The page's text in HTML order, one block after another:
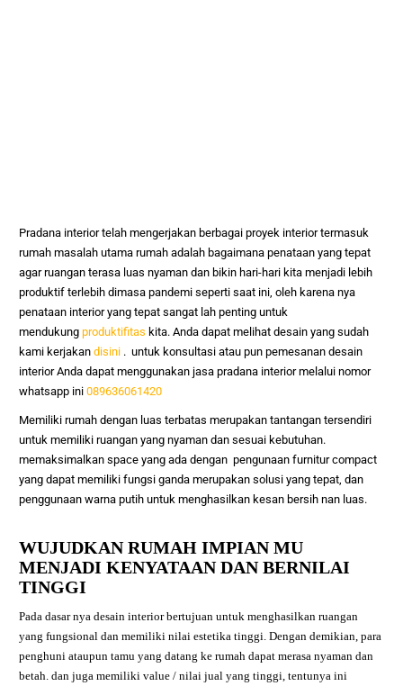
Pradana interior telah mengerjakan berbagai proyek interior termasuk
rumah masalah utama rumah adalah bagaimana penataan yang tepat
agar ruangan terasa luas nyaman dan bikin hari-hari kita menjadi lebih
produktif terlebih dimasa pandemi seperti saat ini, oleh karena nya
penataan interior yang tepat sangat lah penting untuk
mendukungproduktifitas kita. Anda dapat melihat desain yang sudah
kami kerjakandisini . untuk konsultasi atau pun pemesanan desain
interior Anda dapat menggunakan jasa pradana interior melalui nomor
whatsapp ini089636061420
Memiliki rumah dengan luas terbatas merupakan tantangan tersendiri
untuk memiliki ruangan yang nyaman dan sesuai kebutuhan.
memaksimalkan space yang ada dengan pengunaan furnitur compact
yang dapat memiliki fungsi ganda merupakan solusi yang tepat, dan
penggunaan warna putih untuk menghasilkan kesan bersih nan luas.
WUJUDKAN RUMAH IMPIAN MU
MENJADI KENYATAAN DAN BERNILAI
TINGGI
Pada dasar nya desain interior bertujuan untuk menghasilkan ruangan
yang fungsional dan memiliki nilai estetika tinggi. Dengan demikian, para
penghuni ataupun tamu yang datang ke rumah dapat merasa nyaman dan
betah. dan juga memiliki value / nilai jual yang tinggi, tentunya ini